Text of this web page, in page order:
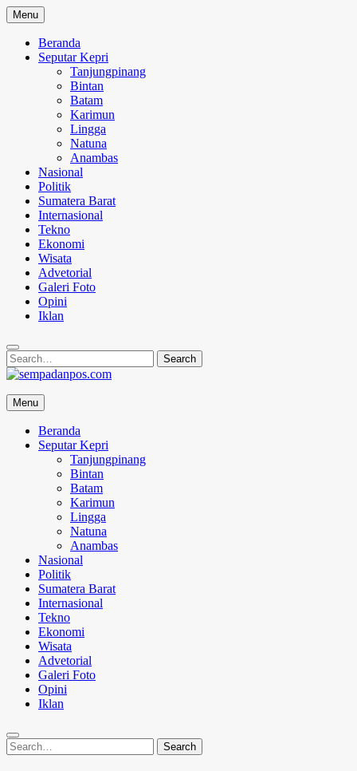
Skip
to
content
Menu
Beranda
Seputar Kepri
Tanjungpinang
Bintan
Batam
Karimun
Lingga
Natuna
Anambas
Nasional
Politik
Sumatera Barat
Internasional
Tekno
Ekonomi
Wisata
Advetorial
Galeri Foto
Opini
Iklan
Search
for:
Search
sempadanpos.com
Menyampaikan Berita Dengan Analisa
Menu
Beranda
Seputar Kepri
Tanjungpinang
Bintan
Batam
Karimun
Lingga
Natuna
Anambas
Nasional
Politik
Sumatera Barat
Internasional
Tekno
Ekonomi
Wisata
Advetorial
Galeri Foto
Opini
Iklan
Search
for:
Search